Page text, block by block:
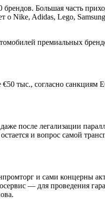
Большая часть
о Nike, Adidas, Lego,
премиальных
тыс., согласно
после легализации
и вопрос самой
и сами концерны
— для проведения